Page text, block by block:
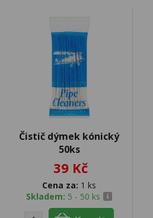
Čistič dýmek kónický
50ks
39 Kč
Cena za: 1 ks
Skladem: 5 - 50 ks